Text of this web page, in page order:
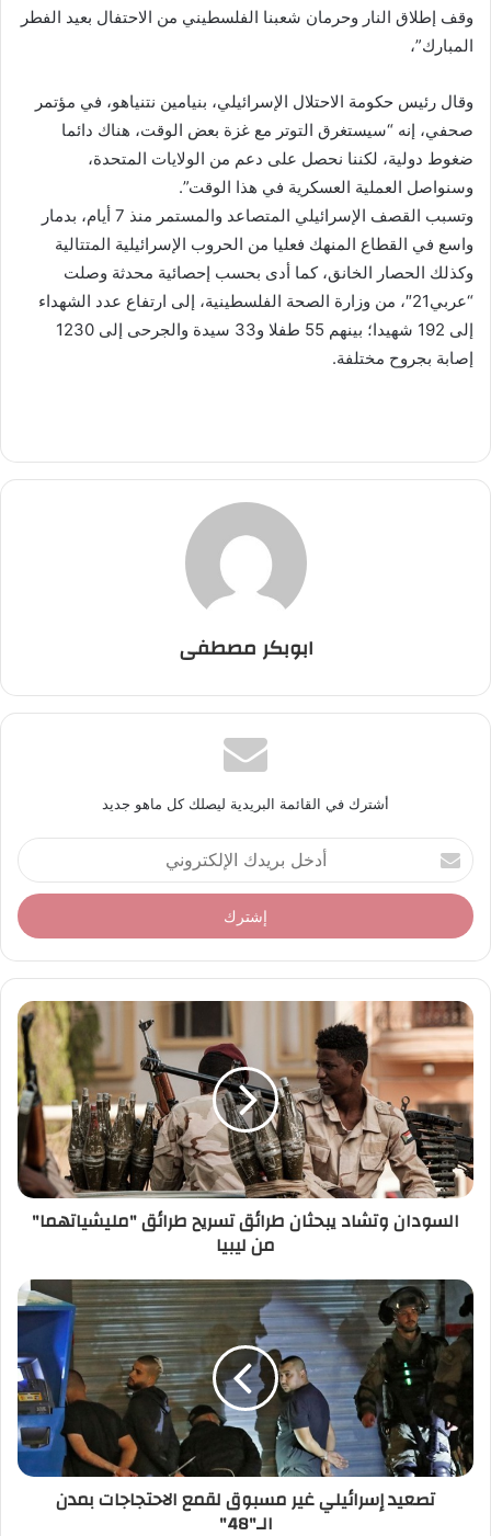
وقف إطلاق النار وحرمان شعبنا الفلسطيني من الاحتفال بعيد الفطر
المبارك”،
وقال رئيس حكومة الاحتلال الإسرائيلي، بنيامين نتنياهو، في مؤتمر
صحفي، إنه “سيستغرق التوتر مع غزة بعض الوقت، هناك دائما
ضغوط دولية، لكننا نحصل على دعم من الولايات المتحدة،
وسنواصل العملية العسكرية في هذا الوقت”.
وتسبب القصف الإسرائيلي المتصاعد والمستمر منذ 7 أيام، بدمار
واسع في القطاع المنهك فعليا من الحروب الإسرائيلية المتتالية
وكذلك الحصار الخانق، كما أدى بحسب إحصائية محدثة وصلت
“عربي21″، من وزارة الصحة الفلسطينية، إلى ارتفاع عدد الشهداء
إلى 192 شهيدا؛ بينهم 55 طفلا و33 سيدة والجرحى إلى 1230
إصابة بجروح مختلفة.
ابوبكر مصطفى
أشترك في القائمة البريدية ليصلك كل ماهو جديد
أ
د
خ
ل
ر
د
ك
ا
ل
إ
ل
ك
ت
ر
السودان وتشاد يبحثان طرائق تسريح طرائق "مليشياتهما"
من ليبيا
تصعيد إسرائيلي غير مسبوق لقمع الاحتجاجات بمدن
الـ"48"